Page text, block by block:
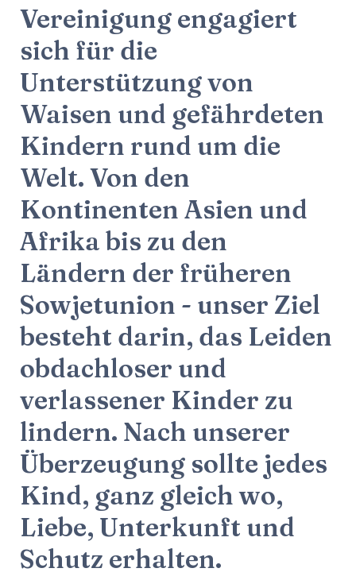
Vereinigung engagiert
sich für die
Unterstützung von
Waisen und gefährdeten
Kindern rund um die
Welt. Von den
Kontinenten Asien und
Afrika bis zu den
Ländern der früheren
Sowjetunion - unser Ziel
besteht darin, das Leiden
obdachloser und
verlassener Kinder zu
lindern. Nach unserer
Überzeugung sollte jedes
Kind, ganz gleich wo,
Liebe, Unterkunft und
Schutz erhalten.